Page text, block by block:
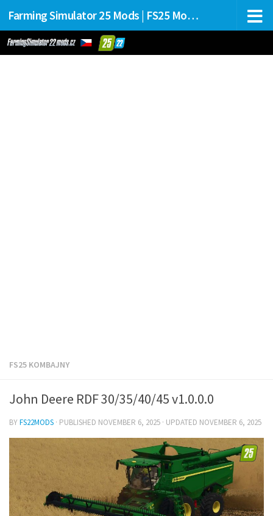
Farming Simulator 25 Mods | FS25 Mods Stahování
FS25 KOMBAJNY
John Deere RDF 30/35/40/45 v1.0.0.0
BYFS22MODS · PUBLISHED NOVEMBER 6, 2025 · UPDATED NOVEMBER 6, 2025